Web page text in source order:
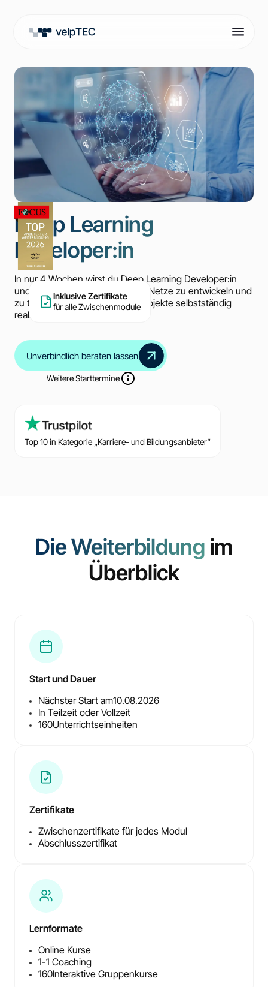
Inklusive Zertifikate
für alle Zwischenmodule
Deep Learning
Developer:in
In nur 4 Wochen wirst du Deep Learning Developer:in
und lernst, komplexe neuronale Netze zu entwickeln und
zu trainieren. So kannst du KI-Projekte selbstständig
realisieren.
Unverbindlich beraten lassen
Weitere Starttermine
Top 10 in Kategorie „Karriere- und Bildungsanbieter“
Die Weiterbildung im
Überblick
Start und Dauer
Nächster Start am10.08.2026
In Teilzeit oder Vollzeit
160Unterrichtseinheiten
Zertifikate
Zwischenzertifikate für jedes Modul
Abschlusszertifikat
Lernformate
Online Kurse
1-1 Coaching
160Interaktive Gruppenkurse